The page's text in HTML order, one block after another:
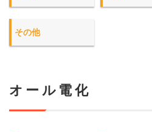
その他
オール電化